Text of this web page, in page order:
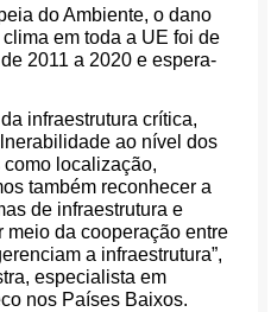
do Ambiente, o dano
em toda a UE foi de
2011 a 2020 e espera-
infraestrutura crítica,
ao nível dos
localização,
também reconhecer a
de infraestrutura e
meio da cooperação entre
a infraestrutura”,
especialista em
nos Países Baixos.